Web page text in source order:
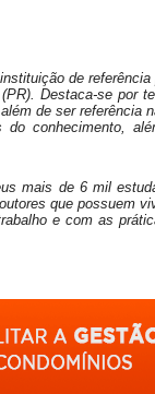
de
Destaca-se por
de ser referência
conhecimento,
mais de 6 mil
que possuem
e com as